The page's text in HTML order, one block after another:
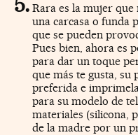
Rara es la mujer
una carcasa o funda
que se pueden
Pues bien, ahora es
para dar un toque
que más te gusta, su
preferida e
para su modelo de
materiales (silicona,
de la madre por un